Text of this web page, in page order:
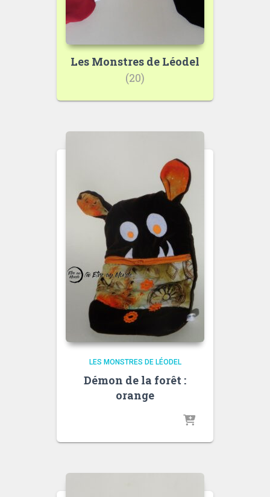
Les Monstres de Léodel
(20)
LES MONSTRES DE LÉODEL
Démon de la forêt :
orange